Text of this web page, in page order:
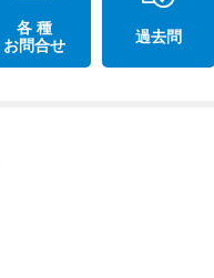
各 種
お問合せ
過去問